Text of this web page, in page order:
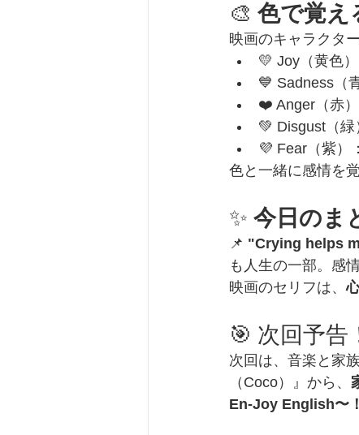
🎨 色で覚え
映画のキャラクタ
💛 Joy（黄色
💙 Sadness（
❤️ Anger（赤）
💚 Disgust（緑
💜 Fear（紫）
色と一緒に感情を
✨ 今日のま
📌 "Crying helps
も人生の一部。感
映画のセリフは、
🎯 次回予告
次回は、音楽と家
（Coco）』から、
En-Joy English〜